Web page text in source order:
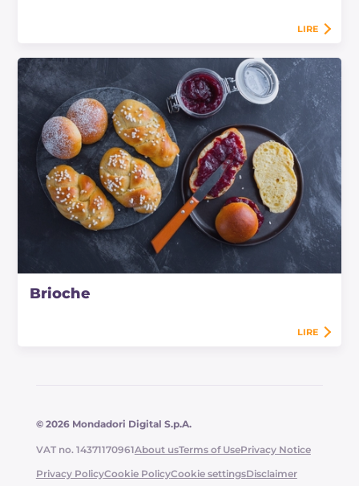
LIRE
Brioche
LIRE
© 2026 Mondadori Digital S.p.A.
VAT no. 14371170961About usTerms of UsePrivacy Notice
Privacy PolicyCookie PolicyCookie settingsDisclaimer